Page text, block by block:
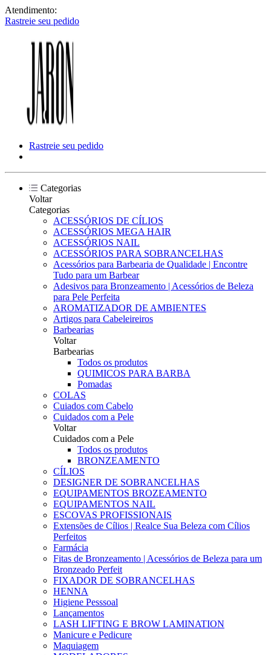
Atendimento:
Rastreie seu pedido
Rastreie seu pedido
Categorias
Voltar
Categorias
ACESSÓRIOS DE CÍLIOS
ACESSÓRIOS MEGA HAIR
ACESSÓRIOS NAIL
ACESSÓRIOS PARA SOBRANCELHAS
Acessórios para Barbearia de Qualidade | Encontre
Tudo para um Barbear
Adesivos para Bronzeamento | Acessórios de Beleza
para Pele Perfeita
AROMATIZADOR DE AMBIENTES
Artigos para Cabeleireiros
Barbearias
Voltar
Barbearias
Todos os produtos
QUIMICOS PARA BARBA
Pomadas
COLAS
Cuiados com Cabelo
Cuidados com a Pele
Voltar
Cuidados com a Pele
Todos os produtos
BRONZEAMENTO
CÍLIOS
DESIGNER DE SOBRANCELHAS
EQUIPAMENTOS BROZEAMENTO
EQUIPAMENTOS NAIL
ESCOVAS PROFISSIONAIS
Extensões de Cílios | Realce Sua Beleza com Cílios
Perfeitos
Farmácia
Fitas de Bronzeamento | Acessórios de Beleza para um
Bronzeado Perfeit
FIXADOR DE SOBRANCELHAS
HENNA
Higiene Pesssoal
Lançamentos
LASH LIFTING E BROW LAMINATION
Manicure e Pedicure
Maquiagem